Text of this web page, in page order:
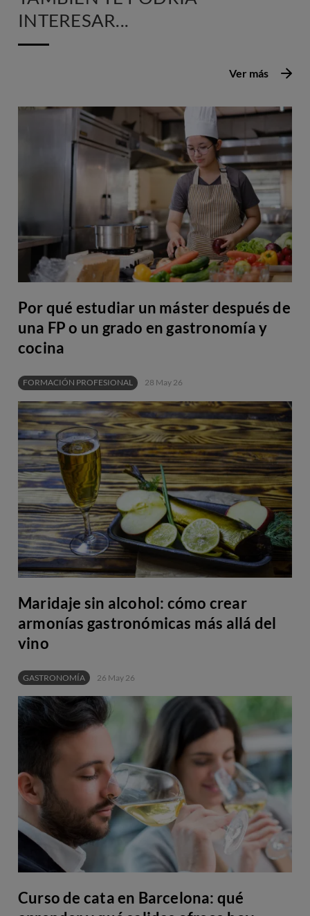
INTERESAR...
Por qué estudiar un máster después de
una FP o un grado en gastronomía y
cocina
FORMACIÓN PROFESIONAL 28 May 26
Maridaje sin alcohol: cómo crear
armonías gastronómicas más allá del
vino
GASTRONOMÍA 26 May 26
Curso de cata en Barcelona: qué
Ver más